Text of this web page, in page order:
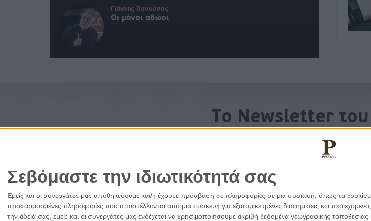
Σεβόμαστε την ιδιωτικότητά σας
Εμείς και οι συνεργάτες μας αποθηκεύουμε και/ή έχουμε πρόσβαση σε πληροφορίες σε μια συσκευή, όπως τα
προσαρμοσμένες πληροφορίες που αποστέλλονται από μια συσκευή για εξατομικευμένες διαφημίσεις και
την άδειά σας, εμείς και οι συνεργάτες μας ενδέχεται να χρησιμοποιήσουμε ακριβή δεδομένα γεωγραφικής
Γιάννης Πανούσης
Οι μόνοι αθώοι
To Newsletter
Λάβετε την ανάλυση της ημέρας